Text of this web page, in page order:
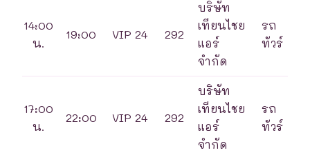
14:00
น.
19:00 VIP 24 292
บริษัท
เทียนไชย
แอร์
จำกัด
รถ
ทัวร์
17:00
น.
22:00 VIP 24 292
บริษัท
เทียนไชย
แอร์
จำกัด
รถ
ทัวร์